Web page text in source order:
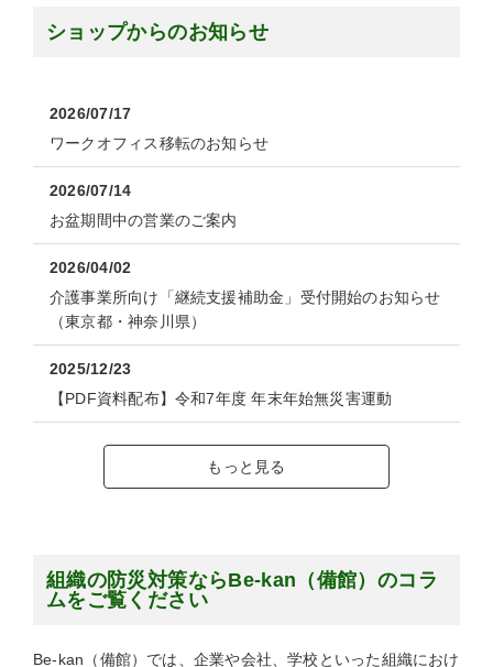
ショップからのお知らせ
2026/07/17
ワークオフィス移転のお知らせ
2026/07/14
お盆期間中の営業のご案内
2026/04/02
介護事業所向け「継続支援補助金」受付開始のお知らせ
（東京都・神奈川県）
2025/12/23
【PDF資料配布】令和7年度 年末年始無災害運動
もっと見る
組織の防災対策ならBe-kan（備館）のコラ
ムをご覧ください
Be-kan（備館）では、企業や会社、学校といった組織におけ